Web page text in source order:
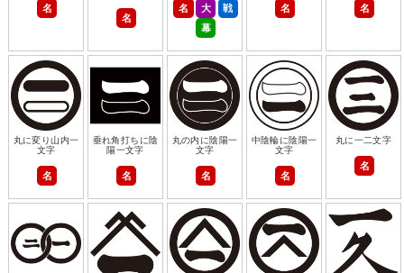
名
名
名 大
戦
幕
名 名
丸に変り山内一
文字
名
垂れ角打ちに陰
陽一文字
名
丸の内に陰陽一
文字
名
中陰輪に陰陽一
文字
名
丸に一二文字
名